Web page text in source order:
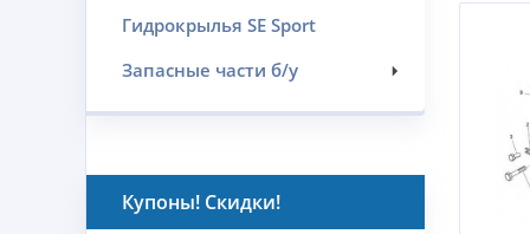
Гидрокрылья SE Sport
Запасные части б/у
Купоны! Скидки!